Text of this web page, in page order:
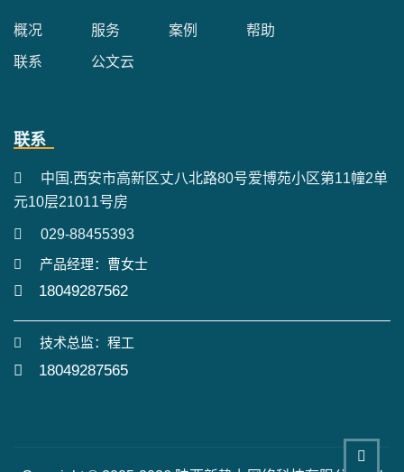
概况 服务 案例 帮助
联系 公文云
联系
中国.西安市高新区丈八北路80号爱博苑小区第11幢2单
元10层21011号房
029-88455393
产品经理：曹女士
18049287562
技术总监：程工
18049287565